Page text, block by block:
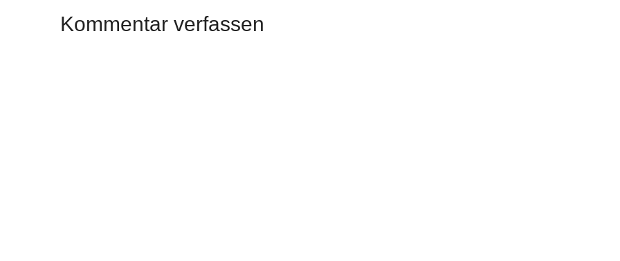
Kommentar verfassen